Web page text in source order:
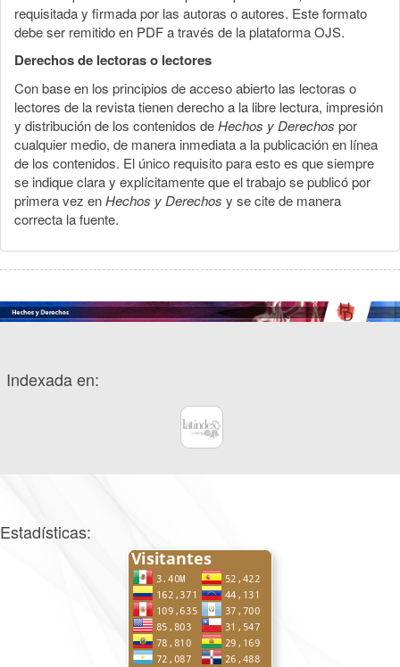
requisitada y firmada por las autoras o autores. Este formato
debe ser remitido en PDF a través de la plataforma OJS.
Derechos de lectoras o lectores
Con base en los principios de acceso abierto las lectoras o
lectores de la revista tienen derecho a la libre lectura, impresión
y distribución de los contenidos deHechos y Derechos por
cualquier medio, de manera inmediata a la publicación en línea
de los contenidos. El único requisito para esto es que siempre
se indique clara y explícitamente que el trabajo se publicó por
primera vez enHechos y Derechos y se cite de manera
correcta la fuente.
Indexada en:
Estadísticas: